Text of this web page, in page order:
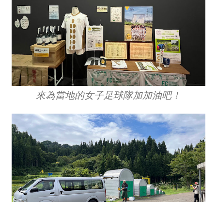
來為當地的女子足球隊加加油吧！